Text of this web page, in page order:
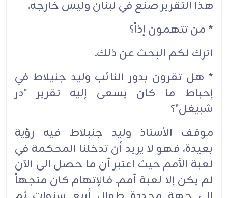
هذا التقرير صنع في لبنان وليس خارجه.
* من تتهمون إذاً؟
اترك لكم البحث عن ذلك.
* هل تقرون بدور النائب وليد جنيلاط في
إحباط ما كان يسعى إليه تقرير "در
شبيغل"؟
موقف الأستاذ وليد جنبلاط فيه رؤية
بعيدة، فهو لا يريد أن تدخلنا المحكمة في
لعبة الأمم حيث اعتبر أن ما حصل الى الآن
لم يكن إلا لعبة أمم. فالإتهام كان متجهاً